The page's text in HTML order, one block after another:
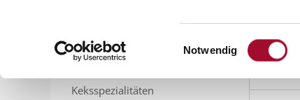
Einwilligungsauswahl
Notwendig
Sahnestandmittel
Gelier- und Bindemittel
Keksspezialitäten